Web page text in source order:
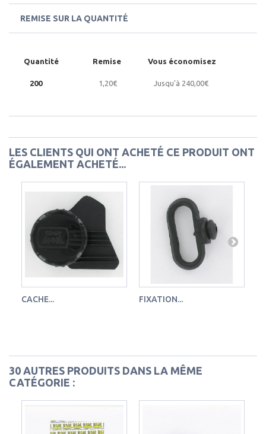
REMISE SUR LA QUANTITÉ
Quantité Remise Vous économisez
200 1,20€ Jusqu'à 240,00€
LES CLIENTS QUI ONT ACHETÉ CE PRODUIT ONT
ÉGALEMENT ACHETÉ...
CACHE... FIXATION...
30 AUTRES PRODUITS DANS LA MÊME
CATÉGORIE :